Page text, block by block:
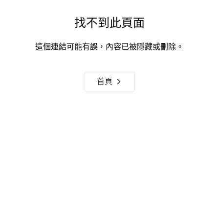
找不到此頁面
這個連結可能有誤，內容已被隱藏或刪除。
首頁